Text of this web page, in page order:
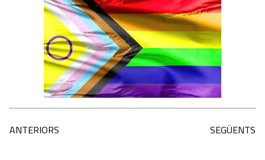
ANTERIORS SEGÜENTS